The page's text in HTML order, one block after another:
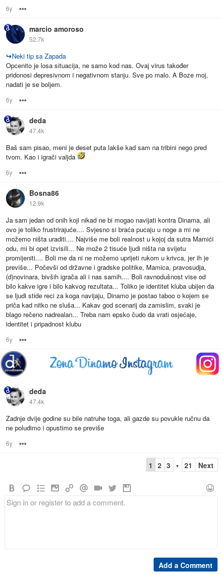
6y
marcio amoroso
52.7k
↪Neki tip sa Zapada
Opcenito je losa situacija, ne samo kod nas. Ovaj virus također
pridonosi depresivnom i negativnom stanju. Sve po malo. A Boze moj,
nadati je se boljem.
6y
deda
47.4k
Baš sam pisao, meni je deset puta lakše kad sam na tribini nego pred
tvom. Kao i igrači valjda
6y
Bosna86
12.9k
Ja sam jedan od onih koji nikad ne bi mogao navijati kontra Dinama, ali
ovo je toliko frustrirajuće.... Svjesno si braća pucaju u noge a mi ne
možemo ništa uraditi.... Najviše me boli realnost u kojoj da sutra Mamići
odu, mi bi opet izvisili... Ne može 2 tisuće ljudi ništa na svijetu
promijeniti.... Boli me da ni ne možemo uprijeti rukom u krivca, jer ih je
previše... Počevši od državne i gradske politike, Mamica, pravosudja,
(d)novinara, bivših igrača ali i nas samih.... Boli ravnodušnost vise od
bilo kakve igre i bilo kakvog rezultata... Toliko je identitet kluba ubijen da
se ljudi stide reci za koga navijaju, Dinamo je postao taboo o kojem se
priča kad nitko ne sluša... Kakav god scenarij da zamislim, svaki je
blago rečeno nadrealan... Treba nam epsko čudo da vrati osjećaje,
identitet i pripadnost klubu
6y
deda
47.4k
Zadnje dvije godine su bile natruhe toga, ali gazde su povukle ručnu da
ne poludimo i opustimo se previše
6y
1 2 3 ▼ 21 Next
Add a Comment